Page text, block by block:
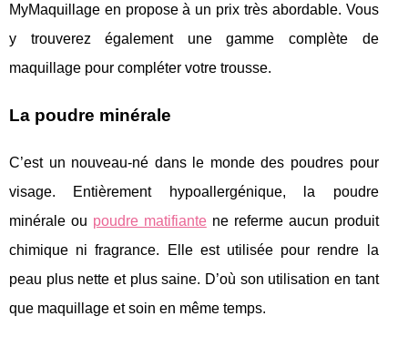
MyMaquillage en propose à un prix très abordable. Vous
y trouverez également une gamme complète de
maquillage pour compléter votre trousse.
La poudre minérale
C’est un nouveau-né dans le monde des poudres pour
visage. Entièrement hypoallergénique, la poudre
minérale ou poudre matifiantene referme aucun produit
chimique ni fragrance. Elle est utilisée pour rendre la
peau plus nette et plus saine. D’où son utilisation en tant
que maquillage et soin en même temps.